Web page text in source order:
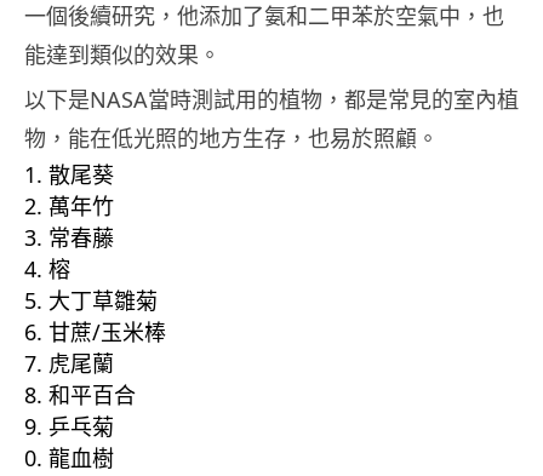
一個後續研究，他添加了氨和二甲苯於空氣中，也
能達到類似的效果。
以下是NASA當時測試用的植物，都是常見的室內植
物，能在低光照的地方生存，也易於照顧。
散尾葵
萬年竹
常春藤
榕
大丁草雛菊
甘蔗/玉米棒
虎尾蘭
和平百合
乒乓菊
龍血樹